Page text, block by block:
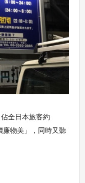
全日本旅客約
廉物美」，同時又聽